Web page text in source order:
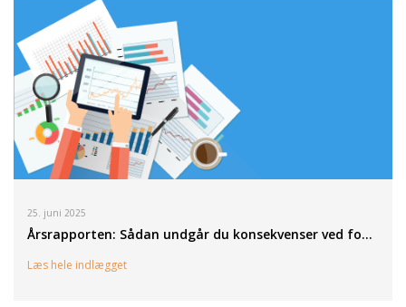
25. juni 2025
Årsrapporten: Sådan undgår du konsekvenser ved fo…
Læs hele indlægget